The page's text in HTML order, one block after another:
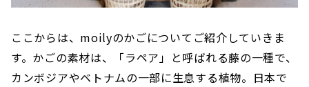
ここからは、moilyのかごについてご紹介していきま
す。かごの素材は、「ラペア」と呼ばれる藤の一種で、
カンボジアやベトナムの一部に生息する植物。日本で